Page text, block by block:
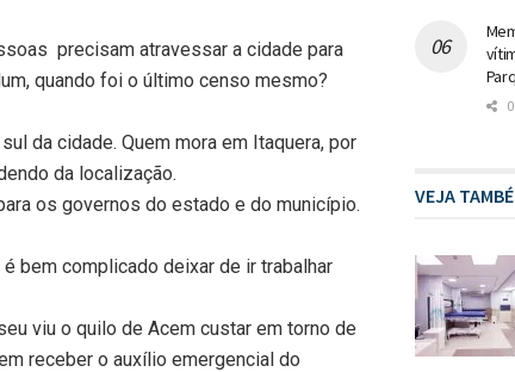
precisam atravessar a cidade para
quando foi o último censo mesmo?
da cidade. Quem mora em Itaquera, por
da localização.
os governos do estado e do município.
bem complicado deixar de ir trabalhar
viu o quilo de Acem custar em torno de
receber o auxílio emergencial do
VEJA